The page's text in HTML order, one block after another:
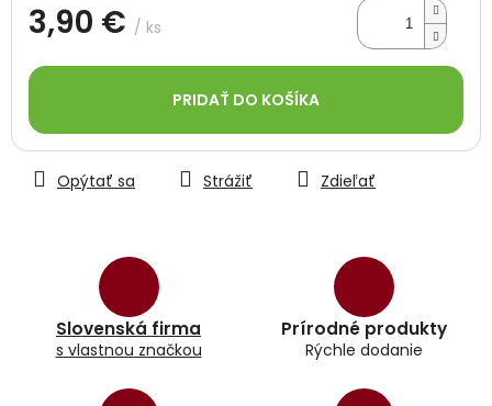
3,90 € / ks
cena:
PRIDAŤ DO KOŠÍKA
Slovenská firma
s vlastnou značkou
Prírodné produkty
Rýchle dodanie
Opýtať sa Strážiť Zdieľať